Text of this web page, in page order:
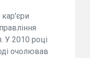
У 2010 році
очолював